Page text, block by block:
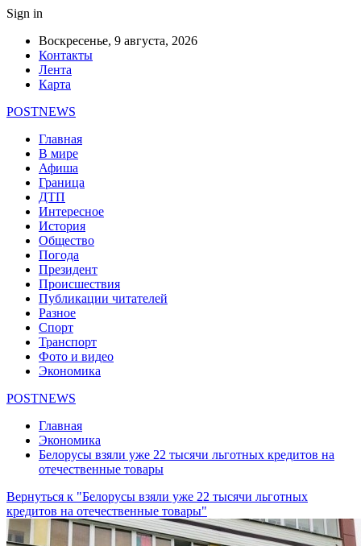
Sign in
Воскресенье, 9 августа, 2026
Контакты
Лента
Карта
POSTNEWS
Главная
В мире
Афиша
Граница
ДТП
Интересное
История
Общество
Погода
Президент
Происшествия
Публикации читателей
Разное
Спорт
Транспорт
Фото и видео
Экономика
POSTNEWS
Главная
Экономика
Белорусы взяли уже 22 тысячи льготных кредитов на
отечественные товары
Вернуться к "Белорусы взяли уже 22 тысячи льготных
кредитов на отечественные товары"